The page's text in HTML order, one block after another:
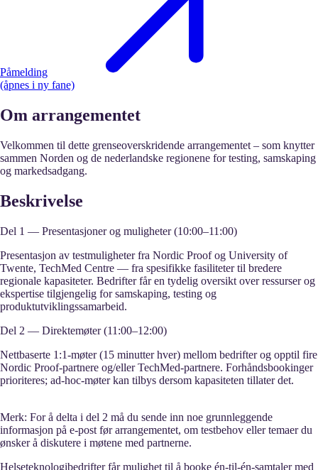
Påmelding
(åpnes i ny fane)
Om arrangementet
Velkommen til dette grenseoverskridende arrangementet – som knytter
sammen Norden og de nederlandske regionene for testing, samskaping
og markedsadgang.
Beskrivelse
Del 1 — Presentasjoner og muligheter (10:00–11:00)
Presentasjon av testmuligheter fra Nordic Proof og University of
Twente, TechMed Centre — fra spesifikke fasiliteter til bredere
regionale kapasiteter. Bedrifter får en tydelig oversikt over ressurser og
ekspertise tilgjengelig for samskaping, testing og
produktutviklingssamarbeid.
Del 2 — Direktemøter (11:00–12:00)
Nettbaserte 1:1‑møter (15 minutter hver) mellom bedrifter og opptil fire
Nordic Proof‑partnere og/eller TechMed‑partnere. Forhåndsbookinger
prioriteres; ad‑hoc‑møter kan tilbys dersom kapasiteten tillater det.
Merk: For å delta i del 2 må du sende inn noe grunnleggende
informasjon på e‑post før arrangementet, om testbehov eller temaer du
ønsker å diskutere i møtene med partnerne.
Helseteknologibedrifter får mulighet til å booke én‑til‑én‑samtaler med